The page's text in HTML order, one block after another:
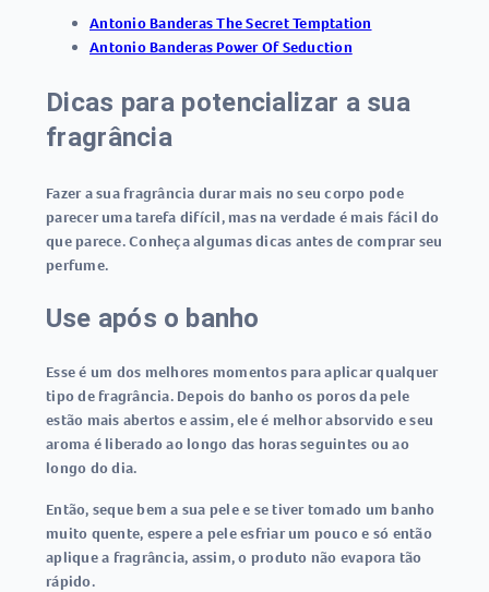
Antonio Banderas The Secret Temptation
Antonio Banderas Power Of Seduction
Dicas para potencializar a sua
fragrância
Fazer a sua fragrância durar mais no seu corpo pode
parecer uma tarefa difícil, mas na verdade é mais fácil do
que parece. Conheça algumas dicas antes de comprar seu
perfume.
Use após o banho
Esse é um dos melhores momentos para aplicar qualquer
tipo de fragrância. Depois do banho os poros da pele
estão mais abertos e assim, ele é melhor absorvido e seu
aroma é liberado ao longo das horas seguintes ou ao
longo do dia.
Então, seque bem a sua pele e se tiver tomado um banho
muito quente, espere a pele esfriar um pouco e só então
aplique a fragrância, assim, o produto não evapora tão
rápido.